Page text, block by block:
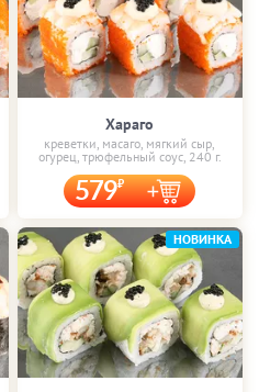
Хараго
креветки, масаго, мягкий сыр,
огурец, трюфельный соус, 240 г.
579
НОВИНКА